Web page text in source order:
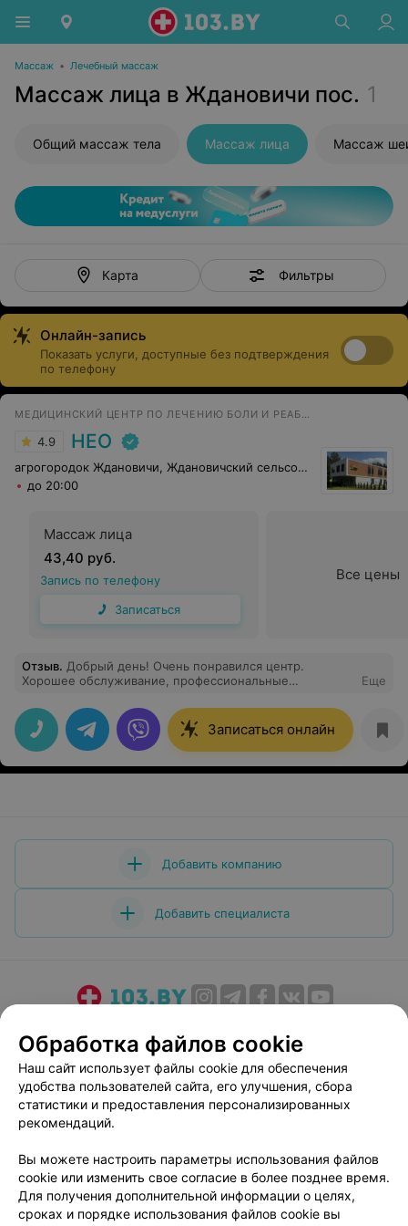
Массаж • Лечебный массаж
Массаж лица в Ждановичи пос. 1
Общий массаж тела Массаж лица Массаж
Карта Фильтры
Онлайн-запись
Показать услуги, доступные без подтверждения
по телефону
МЕДИЦИНСКИЙ ЦЕНТР ПО ЛЕЧЕНИЮ БОЛИ И РЕАБИЛИТАЦИИ
4.9 НЕО
агрогородок Ждановичи, Ждановичский сельсовет, 105
до 20:00
Массаж лица
43,40 руб.
Запись по телефону
Записаться
Все цены
Отзыв. Добрый день! Очень понравился центр.
Хорошее обслуживание, профессиональные
достойный специалист, помог мне с решением моей
проблемы, ответил подробно на все мои вопросы.
Спасибо за вашу работу
Еще
Записаться онлайн
Добавить компанию
Добавить специалиста
Медицинский маркетинг
Публичный договор
Пользовательское соглашение
Способы оплаты
Вакансии
Партнеры
Написать руководителю 103.by
Персональные настройки cookie
Обработка персональных данных
Обработка файлов cookie
Наш сайт использует файлы cookie для обеспечения
удобства пользователей сайта, его улучшения, сбора
статистики и предоставления персонализированных
рекомендаций.
Вы можете настроить параметры использования файлов
cookie или изменить свое согласие в более позднее время.
Для получения дополнительной информации о целях,
сроках и порядке использования файлов cookie вы